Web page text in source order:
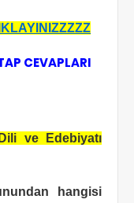
CEVAPLARI
ve Edebiyatı
hangisi